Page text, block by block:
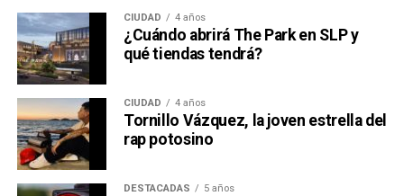
CIUDAD 4 años
¿Cuándo abrirá The Park en SLP y
qué tiendas tendrá?
CIUDAD 4 años
Tornillo Vázquez, la joven estrella del
rap potosino
DESTACADAS 5 años